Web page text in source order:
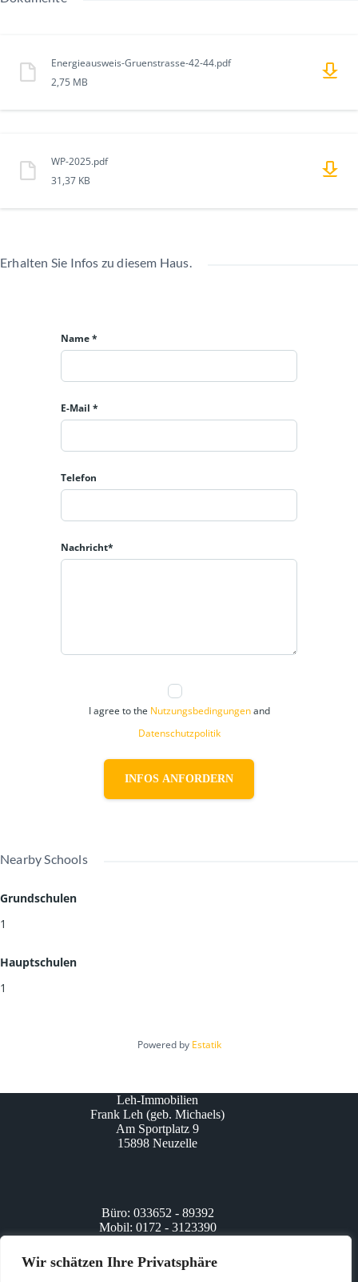
Wir schätzen Ihre Privatsphäre
Energieausweis-Gruenstrasse-42-44.pdf
2,75 MB
WP-2025.pdf
31,37 KB
Erhalten Sie Infos zu diesem Haus.
Name *
E-Mail *
Telefon
Nachricht*
I agree to the Nutzungsbedingungenand
Datenschutzpolitik
INFOS ANFORDERN
Nearby Schools
Grundschulen
1
Hauptschulen
1
Powered by Estatik
Leh-Immobilien
Frank Leh (geb. Michaels)
Am Sportplatz 9
15898 Neuzelle
Büro: 033652 - 89392
Mobil: 0172 - 3123390
info@leh-immobilien.de